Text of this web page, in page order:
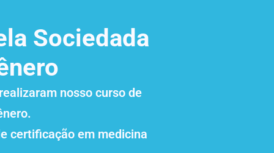
Sociedada
nosso curso de
certificação em medicina